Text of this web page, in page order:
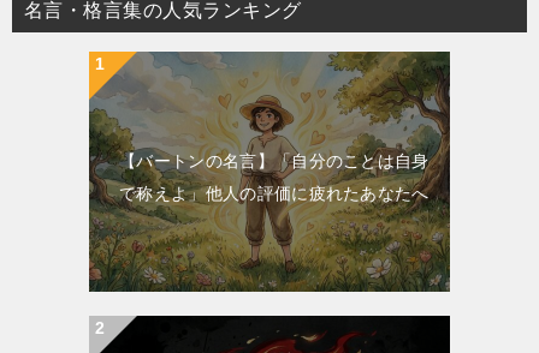
名言・格言集の人気ランキング
【バートンの名言】「自分のことは自身
で称えよ」他人の評価に疲れたあなたへ